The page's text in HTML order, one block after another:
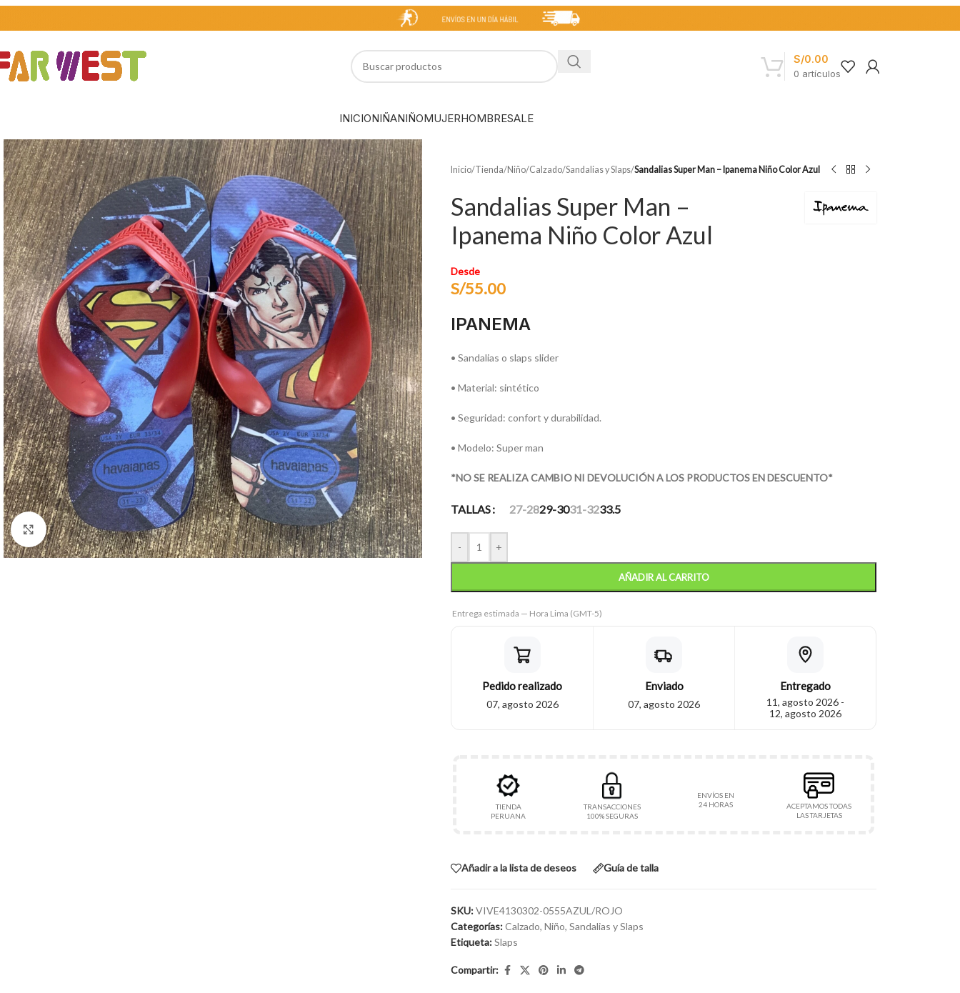
0 artículos
S/0.00
INICIONIÑANIÑOMUJERHOMBRESALE
Clic para ampliar
Inicio/Tienda/Niño/Calzado/Sandalias y Slaps/Sandalias Super Man – Ipanema Niño Color Azul
Sandalias Super Man –
Ipanema Niño Color Azul
Desde
S/55.00
IPANEMA
• Sandalias o slaps slider
• Material: sintético
• Seguridad: confort y durabilidad.
• Modelo: Super man
*NO SE REALIZA CAMBIO NI DEVOLUCIÓN A LOS PRODUCTOS EN DESCUENTO*
TALLAS 27-2829-3031-3233.5
- +
AÑADIR AL CARRITO
Entrega estimada — Hora Lima (GMT-5)
Pedido realizado
07, agosto 2026
Enviado
07, agosto 2026
Entregado
11, agosto 2026 -
12, agosto 2026
TIENDA
PERUANA
TRANSACCIONES
100% SEGURAS
ENVÍOS EN
24 HORAS
ACEPTAMOS TODAS
LAS TARJETAS
Añadir a la lista de deseos Guía de talla
SKU:VIVE4130302-0555AZUL/ROJO
Categorías:Calzado, Niño, Sandalias y Slaps
Etiqueta:Slaps
Compartir: